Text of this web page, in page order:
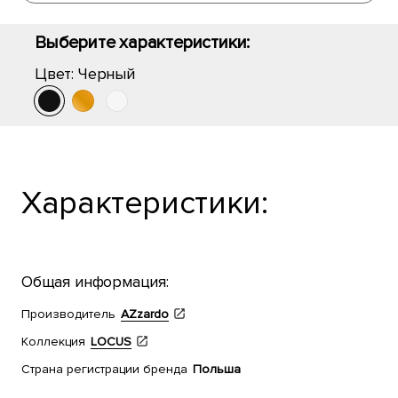
Выберите характеристики:
Цвет: Черный
Характеристики:
Общая информация:
Производитель AZzardo
Коллекция LOCUS
Страна регистрации бренда Польша